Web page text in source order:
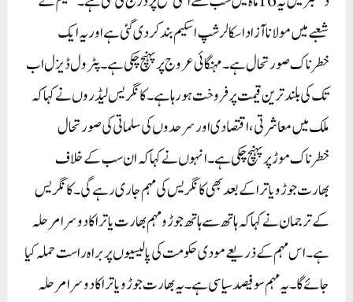
شعبے میں مولانا آزاد اسکالرشپ اسکیم بند کردی گئی ہے اور یہ ایک
خطرناک صورتحال ہے ۔ مہنگائی عروج پر پہنچ چکی ہے ۔ پٹرول ڈیزل اب
تک کی بلند ترین قیمت پر فروخت ہو رہا ہے ۔کانگریس لیڈروں نے کہا کہ
ملک میں معاشرتی، اقتصادی اور سرحدوں کی سلماتی کی صورتحال
خطرناک موڑ پر پہنچ چکی ہے ۔ انہوں نے کہا کہ ان سب کے خلاف
بھارت جوڑو یاترا کے بعد بھی کانگریس کی مہم جاری رہے گی۔کانگریس
کے ترجمان نے کہا کہ ہاتھ سے ہاتھ جوڑو مہم بھارت یاترا کا دوسرا مرحلہ
ہے ۔ اس مہم کے ذریعے مودی حکومت کی پالیسیوں پر براہ راست حملہ کیا
جائے گا۔ یہ مہم سو فیصد سیاسی ہے ۔ یہ بھارت جوڑو یاترا کا دوسرا مرحلہ